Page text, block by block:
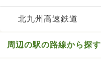
北九州高速鉄道
周辺の駅の路線から探す